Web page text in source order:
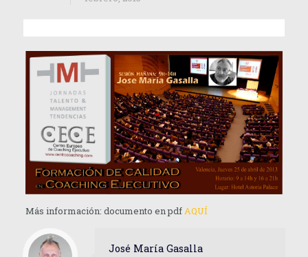
Más información: documento en pdfAQUÍ
José María Gasalla